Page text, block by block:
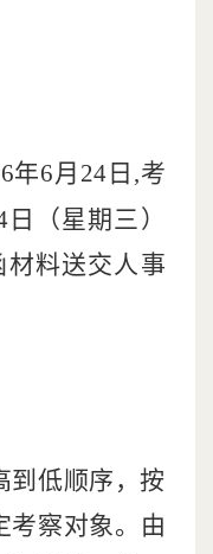
6年6月 24 日 ,考
日（星期三 ）
料送交人事
到低顺序，按
考察对象。由